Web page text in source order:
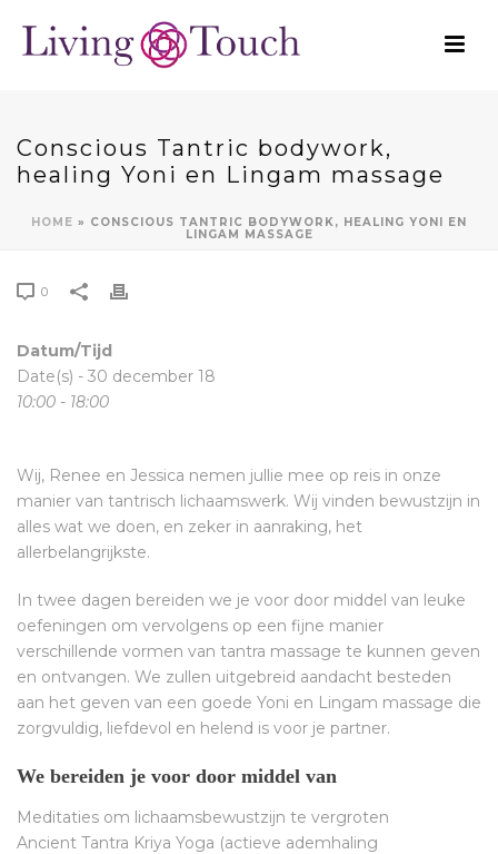
Conscious Tantric bodywork,
healing Yoni en Lingam massage
HOME » CONSCIOUS TANTRIC BODYWORK, HEALING YONI EN
LINGAM MASSAGE
0
Datum/Tijd
Date(s) - 30 december 18
10:00 - 18:00
Wij, Renee en Jessica nemen jullie mee op reis in onze
manier van tantrisch lichaamswerk. Wij vinden bewustzijn in
alles wat we doen, en zeker in aanraking, het
allerbelangrijkste.
In twee dagen bereiden we je voor door middel van leuke
oefeningen om vervolgens op een fijne manier
verschillende vormen van tantra massage te kunnen geven
en ontvangen. We zullen uitgebreid aandacht besteden
aan het geven van een goede Yoni en Lingam massage die
zorgvuldig, liefdevol en helend is voor je partner.
We bereiden je voor door middel van
Meditaties om lichaamsbewustzijn te vergroten
Ancient Tantra Kriya Yoga (actieve ademhaling